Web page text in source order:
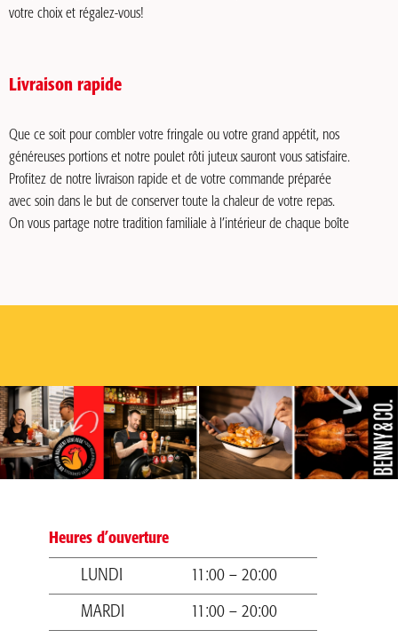
votre choix et régalez-vous!
Livraison rapide
Que ce soit pour combler votre fringale ou votre grand appétit, nos
généreuses portions et notre poulet rôti juteux sauront vous satisfaire.
Profitez de notre livraison rapide et de votre commande préparée
avec soin dans le but de conserver toute la chaleur de votre repas.
On vous partage notre tradition familiale à l’intérieur de chaque boîte
Heures d’ouverture
LUNDI 11:00 – 20:00
MARDI 11:00 – 20:00